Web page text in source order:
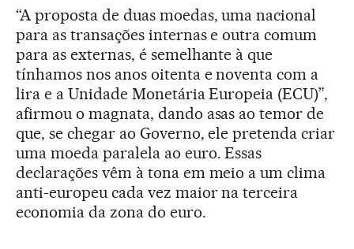
“A proposta de duas moedas, uma nacional
para as transações internas e outra comum
para as externas, é semelhante à que
tínhamos nos anos oitenta e noventa com a
lira e a Unidade Monetária Europeia (ECU)”,
afirmou o magnata, dando asas ao temor de
que, se chegar ao Governo, ele pretenda criar
uma moeda paralela ao euro. Essas
declarações vêm à tona em meio a um clima
anti-europeu cada vez maior na terceira
economia da zona do euro.